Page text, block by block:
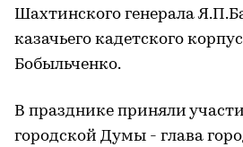
Шахтинского генерала
казачьего кадетского
Бобыльченко.
В празднике приняли
городской Думы - глава